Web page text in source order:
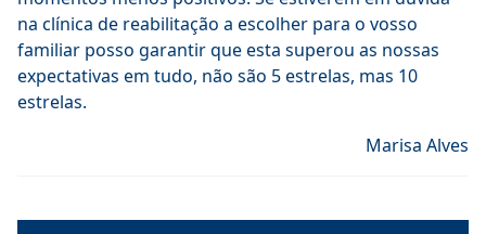
na clínica de reabilitação a escolher para o vosso
familiar posso garantir que esta superou as nossas
expectativas em tudo, não são 5 estrelas, mas 10
estrelas.
Marisa Alves